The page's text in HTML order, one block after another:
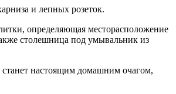
и лепных розеток.
определяющая месторасположение
столешница под умывальник из
станет настоящим домашним очагом,